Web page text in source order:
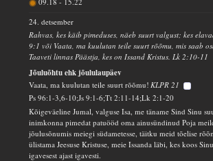
24. detsember
Rahvas, kes käib pimeduses, näeb suurt valgust; kes
9:1 või Vaata, ma kuulutan teile suurt rõõmu, mis saab
Taaveti linnas Päästja, kes on Issand Kristus. Lk 2:10-11
Jõuluõhtu ehk jõululaupäev
Vaata, ma kuulutan teile suurt rõõmu! KLPR 21
Ps 96:1-3,6-10;Js 9:1-6;Tt 2:11-14;Lk 2:1-20
Kõigeväeline Jumal, valguse Isa, me täname Sind Sinu
inimkonna pimedat patuööd oma ainusündinud Poja
jõulusõnumis meiegi südametesse, täitku meid tõelise
ülistama Jeesuse Kristuse, meie Issanda läbi, kes koos
igavesest ajast igavesti.